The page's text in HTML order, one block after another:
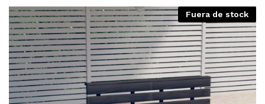
Fuera de stock